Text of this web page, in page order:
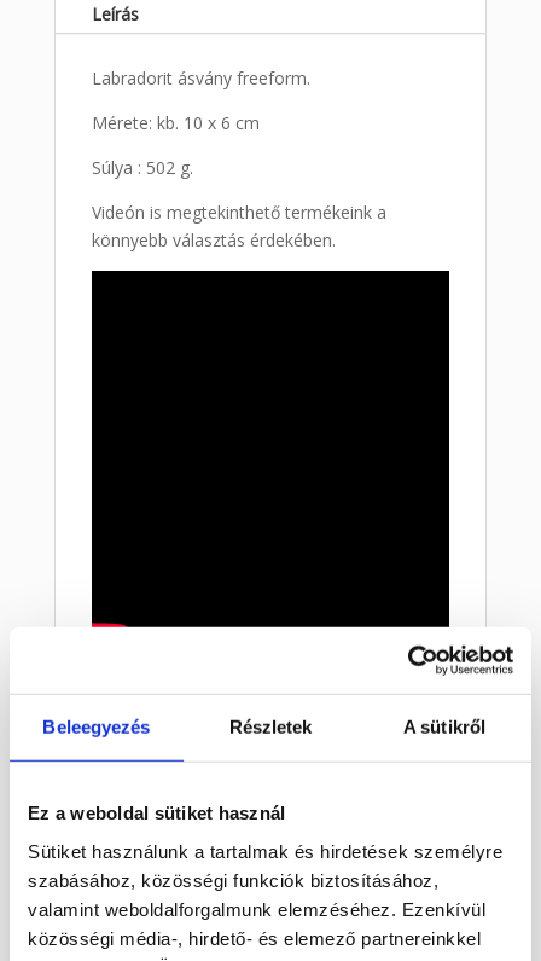
Beleegyezés Részletek A sütikről
Ez a weboldal sütiket használ
Sütiket használunk a tartalmak és hirdetések személyre
szabásához, közösségi funkciók biztosításához,
valamint weboldalforgalmunk elemzéséhez. Ezenkívül
közösségi média-, hirdető- és elemező partnereinkkel
Leírás
Labradorit ásvány freeform.
Mérete: kb. 10 x 6 cm
Súlya : 502 g.
Videón is megtekinthető termékeink a
könnyebb választás érdekében.
Labradorit :
A plagioklász földpát sorozat középső
tagjának, a labradoritnak ritkán előforduló
tömegekben fordul elő, melyekben
mikroszkopikus méretűtől a méteresnél is
nagyobb kristályai lehetnek. Gyakori
jellemzője színjáték effektus a, a
labradorizálás , az irizáló színek, főleg a kék